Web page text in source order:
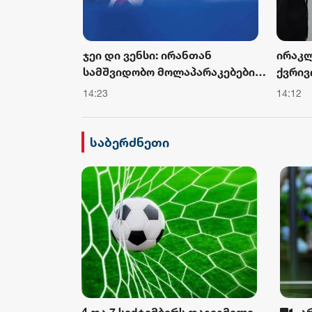
ჯეი დი ვენსი: ირანთან
სამშვიდობო მოლაპარაკებები
რთული იქნება და დროს
14:23 14:12
საბერძნეთი